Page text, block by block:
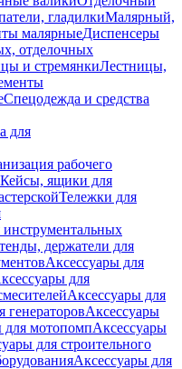
гладилкиМалярный,
малярныеДиспенсеры
отделочных
и стремянкиЛестницы,
Спецодежда и средства
для
рабочего
Кейсы, ящики для
Тележки для
держатели для
Аксессуары для
для
Аксессуары для
генераторовАксессуары
для мотопомпАксессуары
для строительного
Аксессуары для